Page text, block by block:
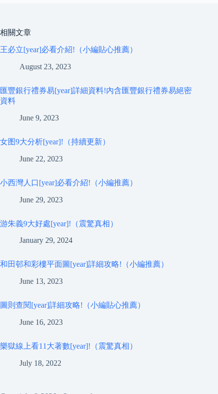
相關文章
王必立[year]必看介紹!（小編貼心推薦）
August 23, 2023
匯豐銀行禮券易[year]詳細資料!內含匯豐銀行禮券易絕密
資料
June 9, 2023
女图9大分析[year]!（持續更新）
June 22, 2023
小西灣人口[year]必看介紹!（小編推薦）
June 29, 2023
游朱義9大好處[year]!（震驚真相）
January 29, 2024
和田邨和彩樓平面圖[year]詳細攻略!（小編推薦）
June 13, 2023
圖則查閱[year]詳細攻略!（小編貼心推薦）
June 16, 2023
樂獄線上看11大著數[year]!（震驚真相）
July 18, 2022